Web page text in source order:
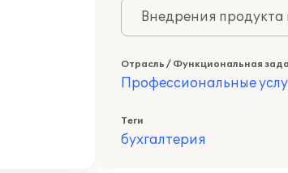
Внедрения
Отрасль / Функциональная
Профессиональные
Теги
бухгалтерия